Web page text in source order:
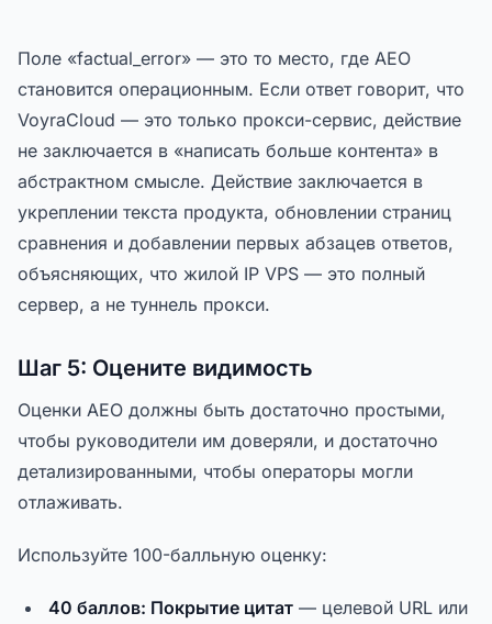
Поле «factual_error» — это то место, где AEO
становится операционным. Если ответ говорит, что
VoyraCloud — это только прокси-сервис, действие
не заключается в «написать больше контента» в
абстрактном смысле. Действие заключается в
укреплении текста продукта, обновлении страниц
сравнения и добавлении первых абзацев ответов,
объясняющих, что жилой IP VPS — это полный
сервер, а не туннель прокси.
Шаг 5: Оцените видимость
Оценки AEO должны быть достаточно простыми,
чтобы руководители им доверяли, и достаточно
детализированными, чтобы операторы могли
отлаживать.
Используйте 100-балльную оценку:
40 баллов: Покрытие цитат — целевой URL или